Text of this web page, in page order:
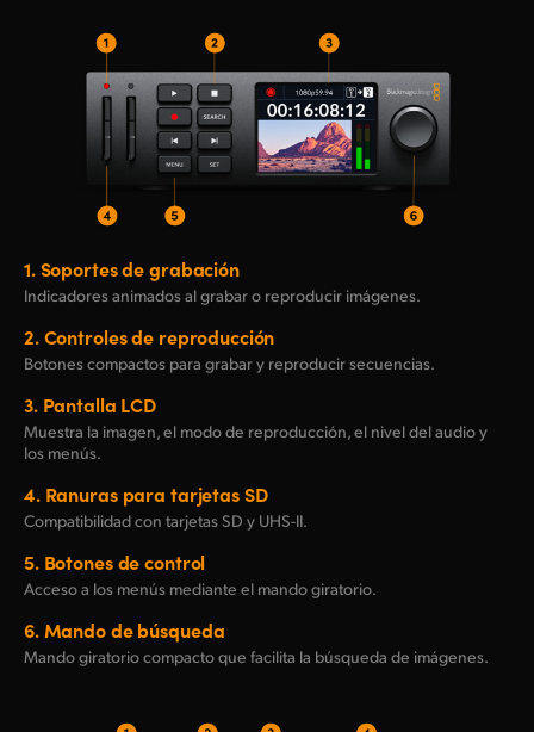
1.Soportes de grabación
Indicadores animados al grabar o reproducir imágenes.
2.Controles de reproducción
Botones compactos para grabar y reproducir secuencias.
3.Pantalla LCD
Muestra la imagen, el modo de reproducción, el nivel del audio y
los menús.
4.Ranuras para tarjetas SD
Compatibilidad con tarjetas SD y UHS-II.
5.Botones de control
Acceso a los menús mediante el mando giratorio.
6.Mando de búsqueda
Mando giratorio compacto que facilita la búsqueda de imágenes.